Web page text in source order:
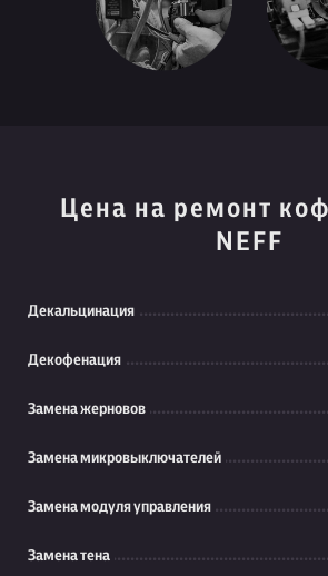
Цена на ремонт
NEFF
Декальцинация
Декофенация
Замена жерновов
Замена микровыключателей
Замена модуля управления
Замена тена